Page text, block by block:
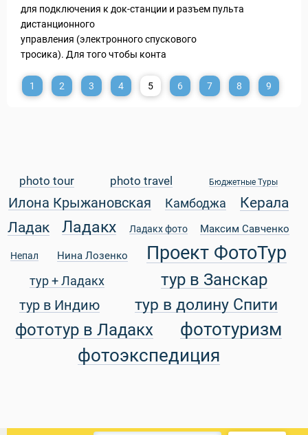
для подключения к док-станции и разъем пульта
дистанционного
управления (электронного спускового
тросика). Для того чтобы конта
1 2 3 4 5 6 7 8 9
photo tour photo travel Бюджетные Туры
Илона Крыжановская Камбоджа
Керала
Ладак
Ладакх Ладакх фото Максим Савченко
Непал Нина Лозенко Проект ФотоТур
тур + Ладакх тур в Занскар
тур в Индию тур в долину Спити
фототур в Ладакх
фототуризм
фотоэкспедиция